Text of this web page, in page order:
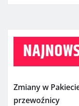
Zmiany w
przewoźnicy